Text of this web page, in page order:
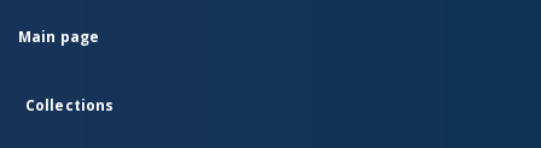
Main page
Collections